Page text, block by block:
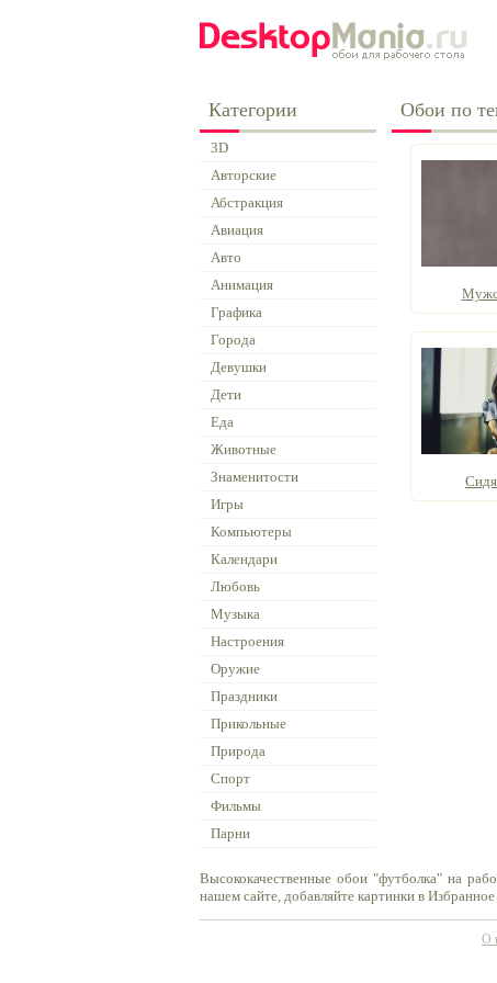
Категории
3D
Авторские
Абстракция
Авиация
Авто
Анимация
Графика
Города
Девушки
Дети
Еда
Животные
Знаменитости
Игры
Компьютеры
Календари
Любовь
Музыка
Настроения
Оружие
Праздники
Прикольные
Природа
Спорт
Фильмы
Парни
Обои по
Высококачественные обои "футболка" на
нашем сайте, добавляйте картинки в
О